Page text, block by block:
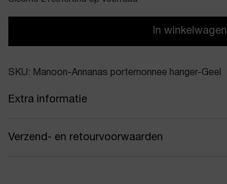
In winkelwagen
SKU: Manoon-Annanas portemonnee hanger-Geel
Extra informatie
Kleur Geel
Verzend- en retourvoorwaarden